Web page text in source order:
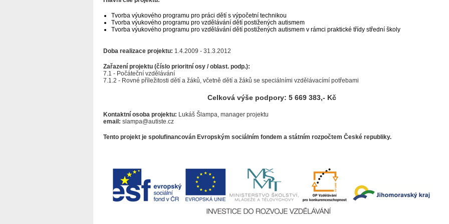
Tvorba výukového programu pro práci dětí s výpočetní technikou
Tvorba výukového programu pro vzdělávání dětí postižených autismem
Tvorba výukového programu pro vzdělávání dětí postižených autismem v rámci praktické třídy střední školy
Doba realizace projektu: 1.4.2009 - 31.3.2012
Zařazení projektu (číslo prioritní osy / oblast. podp.):
7.1 - Počáteční vzdělávání
7.1.2 - Rovné příležitosti dětí a žáků, včetně dětí a žáků se speciálními vzdělávacímí potřebami
Celková výše podpory: 5 669 383,- Kč
Kontaktní osoba projektu: Lukáš Šlampa, manager projektu
email: slampa@autiste.cz
Tento projekt je spolufinancován Evropským sociálním fondem a státním rozpočtem České republiky.